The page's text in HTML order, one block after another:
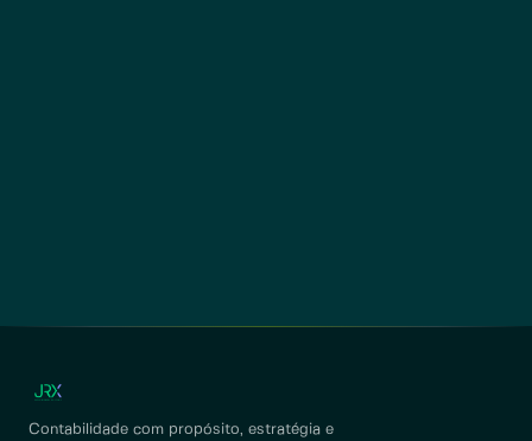
Contabilidade com propósito, estratégia e